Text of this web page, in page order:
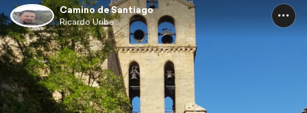
Camino de Santiago
Ricardo Uribe